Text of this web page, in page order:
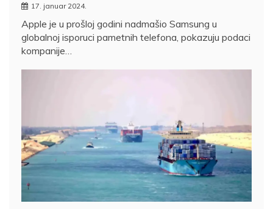
17. januar 2024.
Apple je u prošloj godini nadmašio Samsung u
globalnoj isporuci pametnih telefona, pokazuju podaci
kompanije…